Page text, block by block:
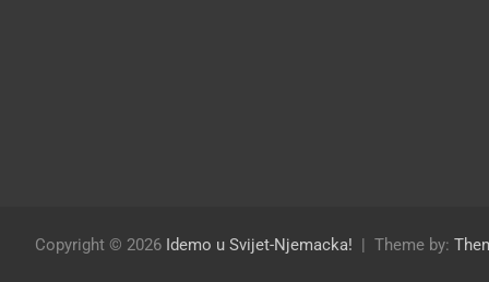
Copyright © 2026 Idemo u Svijet-Njemacka! Theme by: